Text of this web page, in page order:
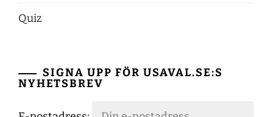
Quiz
SIGNA UPP FÖR USAVAL.SE:S
NYHETSBREV